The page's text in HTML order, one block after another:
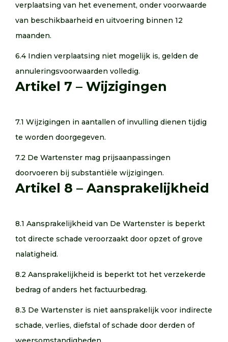
verplaatsing van het evenement, onder voorwaarde
van beschikbaarheid en uitvoering binnen 12
maanden.
6.4 Indien verplaatsing niet mogelijk is, gelden de
annuleringsvoorwaarden volledig.
Artikel 7 – Wijzigingen
7.1 Wijzigingen in aantallen of invulling dienen tijdig
te worden doorgegeven.
7.2 De Wartenster mag prijsaanpassingen
doorvoeren bij substantiële wijzigingen.
Artikel 8 – Aansprakelijkheid
8.1 Aansprakelijkheid van De Wartenster is beperkt
tot directe schade veroorzaakt door opzet of grove
nalatigheid.
8.2 Aansprakelijkheid is beperkt tot het verzekerde
bedrag of anders het factuurbedrag.
8.3 De Wartenster is niet aansprakelijk voor indirecte
schade, verlies, diefstal of schade door derden of